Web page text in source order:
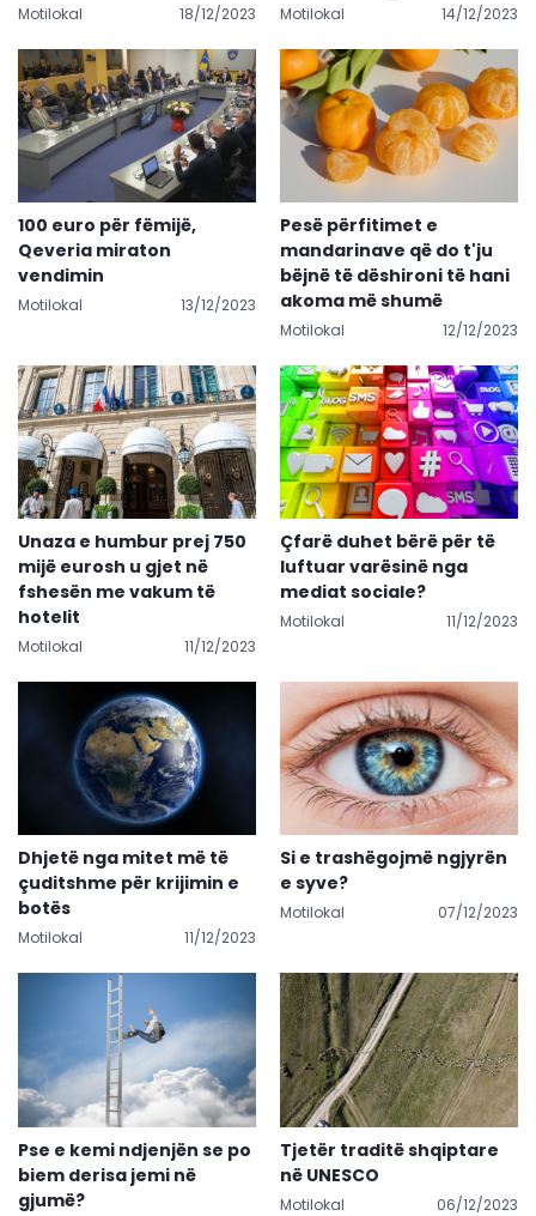
Motilokal 18/12/2023 Motilokal 14/12/2023
100 euro për fëmijë,
Qeveria miraton
vendimin
Motilokal 13/12/2023
Pesë përfitimet e
mandarinave që do t'ju
bëjnë të dëshironi të hani
akoma më shumë
Motilokal 12/12/2023
Unaza e humbur prej 750
mijë eurosh u gjet në
fshesën me vakum të
hotelit
Motilokal 11/12/2023
Çfarë duhet bërë për të
luftuar varësinë nga
mediat sociale?
Motilokal 11/12/2023
Dhjetë nga mitet më të
çuditshme për krijimin e
botës
Motilokal 11/12/2023
Si e trashëgojmë ngjyrën
e syve?
Motilokal 07/12/2023
Pse e kemi ndjenjën se po
biem derisa jemi në
gjumë?
Tjetër traditë shqiptare
në UNESCO
Motilokal 06/12/2023